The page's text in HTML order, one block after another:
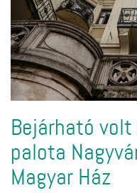
Bejárható
palota
Magyar Ház